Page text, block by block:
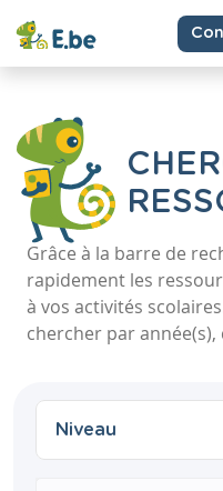
Grâce à la barre de
rapidement les
à vos activités
chercher par